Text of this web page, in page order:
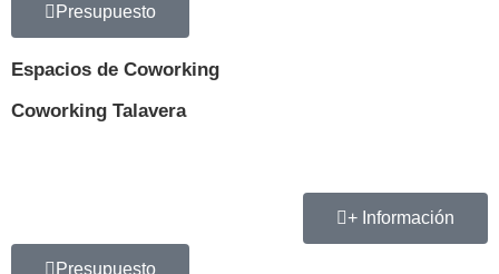
Presupuesto
Espacios de Coworking
Coworking Talavera
+ Información
Presupuesto